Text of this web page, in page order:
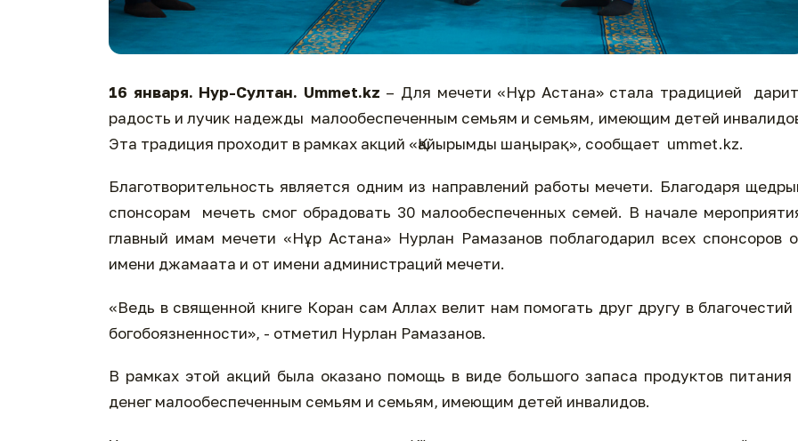
16 января. Нур-Султан. Ummet.kz – Для мечети «Нұр Астана» стала традицией
радость и лучик надежды малообеспеченным семьям и семьям, имеющим детей
Эта традиция проходит в рамках акций «Қайырымды шаңырақ», сообщает ummet.kz.
Благотворительность является одним из направлений работы мечети. Благодаря
спонсорам мечеть смог обрадовать 30 малообеспеченных семей. В начале
главный имам мечети «Нұр Астана» Нурлан Рамазанов поблагодарил всех спонсоров
имени джамаата и от имени администраций мечети.
«Ведь в священной книге Коран сам Аллах велит нам помогать друг другу в благочестий
богобоязненности», - отметил Нурлан Рамазанов.
В рамках этой акций была оказано помощь в виде большого запаса продуктов питания
денег малообеспеченным семьям и семьям, имеющим детей инвалидов.